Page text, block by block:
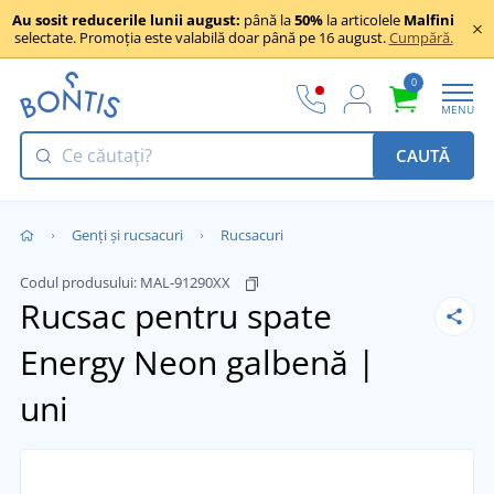
Au sosit reducerile lunii august: până la50% la articolele Malfini
selectate. Promoția este valabilă doar până pe 16 august.Cumpără.
0
MENU
CAUTĂ
Genți și rucsacuri Rucsacuri
Codul produsului: MAL-91290XX
Rucsac pentru spate
Energy Neon galbenă |
uni